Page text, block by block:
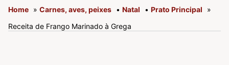
Home » Carnes, aves, peixes • Natal • Prato Principal
»
Receita de Frango Marinado à Grega